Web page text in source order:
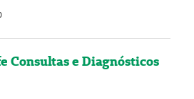
Consultas e Diagnósticos